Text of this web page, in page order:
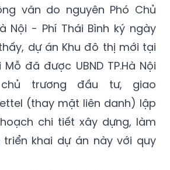
văn do nguyên Phó Chủ
Nội - Phí Thái Bình ký ngày
dự án Khu đô thị mới tại
đã được UBND TP.Hà Nội
trương đầu tư, giao
(thay mặt liên danh) lập
chi tiết xây dựng, làm
khai dự án này với quy